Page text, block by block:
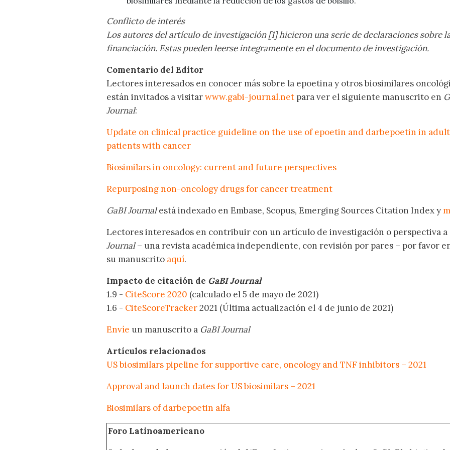
Conflicto de interés
Los autores del artículo de investigación [1] hicieron una serie de declaraciones sobre
financiación. Estas pueden leerse íntegramente en el documento de investigación.
Comentario del Editor
Lectores interesados en conocer más sobre la epoetina y otros biosimilares
están invitados a visitarwww.gabi-journal.net para ver el siguiente manuscrito en
Journal:
Update on clinical practice guideline on the use of epoetin and darbepoetin in adult
patients with cancer
Biosimilars in oncology: current and future perspectives
Repurposing non-oncology drugs for cancer treatment
GaBI Journalestá indexado en Embase, Scopus, Emerging Sources Citation Index y
Lectores interesados en contribuir con un artículo de investigación o perspectiva a
Journal– una revista académica independiente, con revisión por pares – por favor
su manuscrito aquí.
Impacto de citación de GaBI Journal
1.9 - CiteScore 2020 (calculado el 5 de mayo de 2021)
1.6 - CiteScoreTracker2021 (Última actualización el 4 de junio de 2021)
Envíe un manuscrito a GaBI Journal
Artículos relacionados
US biosimilars pipeline for supportive care, oncology and TNF inhibitors – 2021
Approval and launch dates for US biosimilars – 2021
Biosimilars of darbepoetin alfa
Foro Latinoamericano